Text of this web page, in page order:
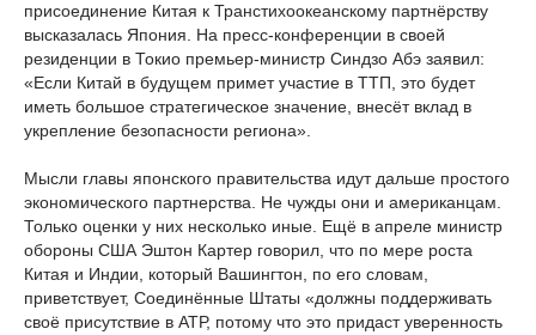
присоединение Китая к Транстихоокеанскому партнёрству
высказалась Япония. На пресс-конференции в своей
резиденции в Токио премьер-министр Синдзо Абэ заявил:
«Если Китай в будущем примет участие в ТТП, это будет
иметь большое стратегическое значение, внесёт вклад в
укрепление безопасности региона».
Мысли главы японского правительства идут дальше простого
экономического партнерства. Не чужды они и американцам.
Только оценки у них несколько иные. Ещё в апреле министр
обороны США Эштон Картер говорил, что по мере роста
Китая и Индии, который Вашингтон, по его словам,
приветствует, Соединённые Штаты «должны поддерживать
своё присутствие в АТР, потому что это придаст уверенность